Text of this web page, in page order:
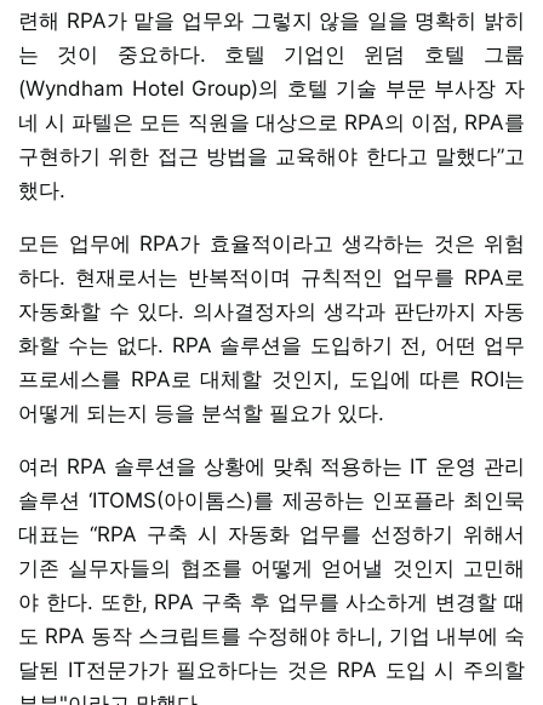
련해 RPA가 맡을 업무와 그렇지 않을 일을 명확히 밝히
는 것이 중요하다. 호텔 기업인 윈덤 호텔 그룹
(Wyndham Hotel Group)의 호텔 기술 부문 부사장 자
네 시 파텔은 모든 직원을 대상으로 RPA의 이점, RPA를
구현하기 위한 접근 방법을 교육해야 한다고 말했다”고
했다.
모든 업무에 RPA가 효율적이라고 생각하는 것은 위험
하다. 현재로서는 반복적이며 규칙적인 업무를 RPA로
자동화할 수 있다. 의사결정자의 생각과 판단까지 자동
화할 수는 없다. RPA 솔루션을 도입하기 전, 어떤 업무
프로세스를 RPA로 대체할 것인지, 도입에 따른 ROI는
어떻게 되는지 등을 분석할 필요가 있다.
여러 RPA 솔루션을 상황에 맞춰 적용하는 IT 운영 관리
솔루션 ‘ITOMS(아이톰스)를 제공하는 인포플라 최인묵
대표는 “RPA 구축 시 자동화 업무를 선정하기 위해서
기존 실무자들의 협조를 어떻게 얻어낼 것인지 고민해
야 한다. 또한, RPA 구축 후 업무를 사소하게 변경할 때
도 RPA 동작 스크립트를 수정해야 하니, 기업 내부에 숙
달된 IT전문가가 필요하다는 것은 RPA 도입 시 주의할